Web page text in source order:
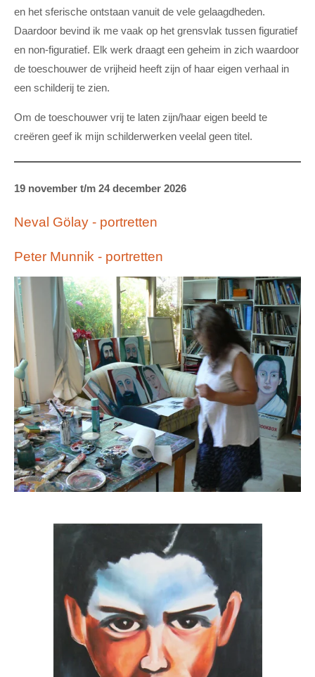
en het sferische ontstaan vanuit de vele gelaagdheden.
Daardoor bevind ik me vaak op het grensvlak tussen figuratief
en non-figuratief. Elk werk draagt een geheim in zich waardoor
de toeschouwer de vrijheid heeft zijn of haar eigen verhaal in
een schilderij te zien.
Om de toeschouwer vrij te laten zijn/haar eigen beeld te
creëren geef ik mijn schilderwerken veelal geen titel.
19 november t/m 24 december 2026
Neval Gölay - portretten
Peter Munnik - portretten